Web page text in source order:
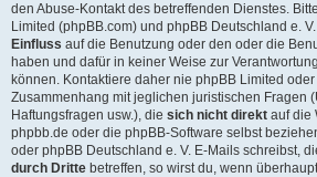
den Abuse-Kontakt des betreffenden Dienstes.
Limited (phpBB.com) und phpBB Deutschland e.
Einfluss auf die Benutzung oder den oder die
haben und dafür in keiner Weise zur
können. Kontaktiere daher nie phpBB Limited
Zusammenhang mit jeglichen juristischen Fragen
Haftungsfragen usw.), die sich nicht direkt auf die
phpbb.de oder die phpBB-Software selbst
oder phpBB Deutschland e. V. E-Mails schreibst,
durch Dritte betreffen, so wirst du, wenn